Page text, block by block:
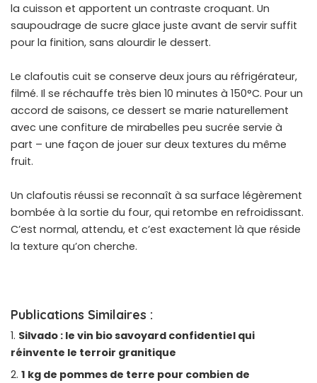
la cuisson et apportent un contraste croquant. Un
saupoudrage de sucre glace juste avant de servir suffit
pour la finition, sans alourdir le dessert.
Le clafoutis cuit se conserve deux jours au réfrigérateur,
filmé. Il se réchauffe très bien 10 minutes à 150°C. Pour un
accord de saisons, ce dessert se marie naturellement
avec une confiture de mirabelles peu sucrée servie à
part – une façon de jouer sur deux textures du même
fruit.
Un clafoutis réussi se reconnaît à sa surface légèrement
bombée à la sortie du four, qui retombe en refroidissant.
C’est normal, attendu, et c’est exactement là que réside
la texture qu’on cherche.
Publications Similaires :
Silvado : le vin bio savoyard confidentiel qui
réinvente le terroir granitique
1 kg de pommes de terre pour combien de